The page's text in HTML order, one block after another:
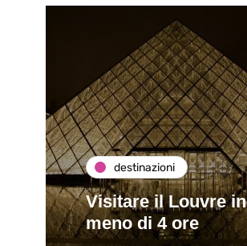
destinazioni
Visitare il Louvre in
meno di 4 ore